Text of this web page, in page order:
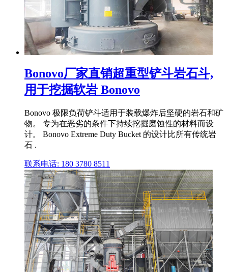
Bonovo厂家直销超重型铲斗岩石斗,
用于挖掘软岩 Bonovo
Bonovo 极限负荷铲斗适用于装载爆炸后坚硬的岩石和矿
物。 专为在恶劣的条件下持续挖掘磨蚀性的材料而设
计。 Bonovo Extreme Duty Bucket 的设计比所有传统岩
石 .
联系电话: 180 3780 8511